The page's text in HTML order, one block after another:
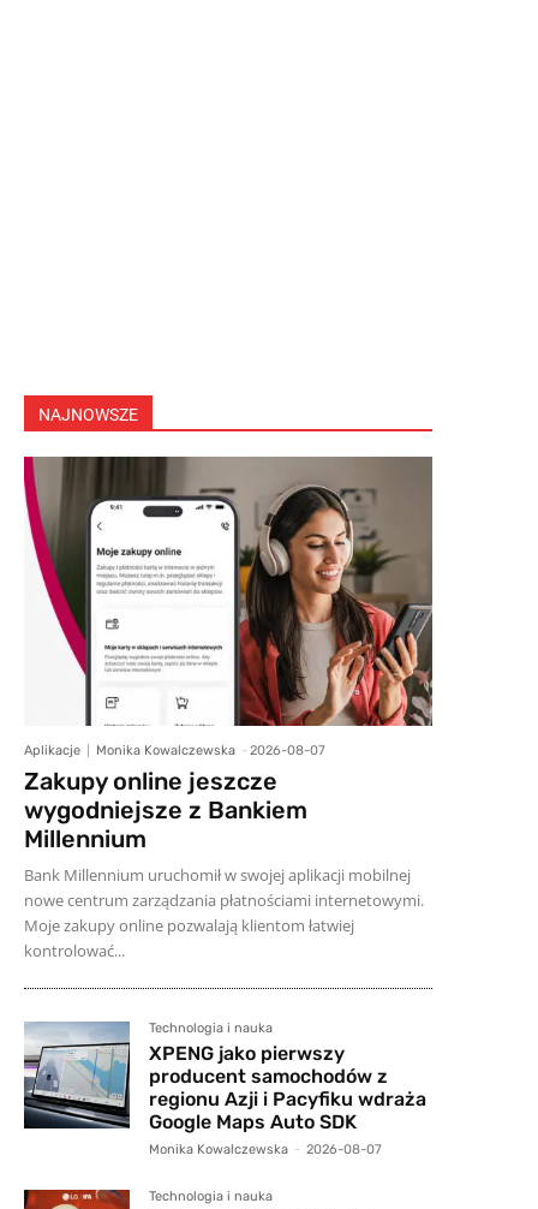
NAJNOWSZE
Aplikacje Monika Kowalczewska - 2026-08-07
Zakupy online jeszcze
wygodniejsze z Bankiem
Millennium
Bank Millennium uruchomił w swojej aplikacji mobilnej
nowe centrum zarządzania płatnościami internetowymi.
Moje zakupy online pozwalają klientom łatwiej
kontrolować...
Technologia i nauka
XPENG jako pierwszy
producent samochodów z
regionu Azji i Pacyfiku wdraża
Google Maps Auto SDK
Monika Kowalczewska - 2026-08-07
Technologia i nauka